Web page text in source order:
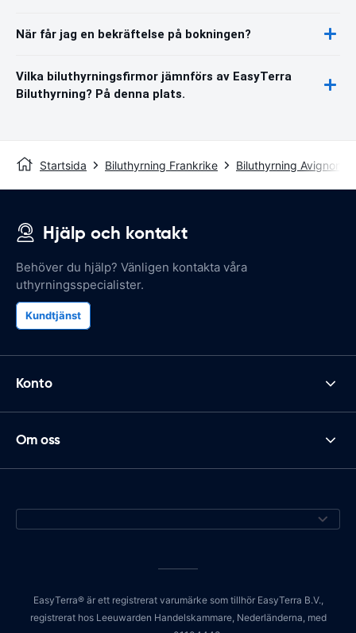
När får jag en bekräftelse på bokningen?
Vilka biluthyrningsfirmor jämnförs av EasyTerra
Biluthyrning? På denna plats.
Startsida Biluthyrning Frankrike Biluthyrning Avignon
Hjälp och kontakt
Behöver du hjälp? Vänligen kontakta våra
uthyrningsspecialister.
Kundtjänst
Konto
Om oss
EasyTerra® är ett registrerat varumärke som tillhör EasyTerra B.V.,
registrerat hos Leeuwarden Handelskammare, Nederländerna, med